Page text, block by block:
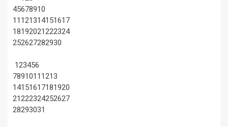
45678910
11 121314151617
18192021222324
252627282930
123456
7891011 1213
14151617181920
21222324252627
28293031